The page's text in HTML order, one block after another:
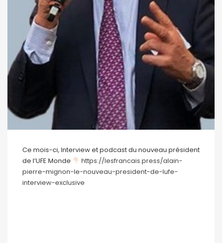
Ce mois-ci, Interview et podcast du nouveau président
de l’UFE Monde
https://lesfrancais.press/alain-
pierre-mignon-le-nouveau-president-de-lufe-
interview-exclusive